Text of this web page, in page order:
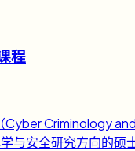
程
Criminology
与安全研究方向的硕